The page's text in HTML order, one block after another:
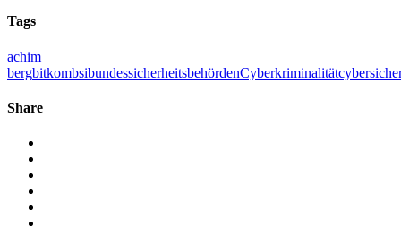
Tags
achim
bergbitkombsibundessicherheitsbehördenCyberkriminalität
Share